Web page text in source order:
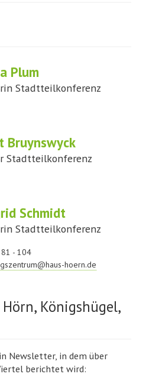
Plum
Stadtteilkonferenz
Bruynswyck
Stadtteilkonferenz
Schmidt
Stadtteilkonferenz
- 104
hoern.de
Königshügel,
Newsletter, in dem über
berichtet wird: